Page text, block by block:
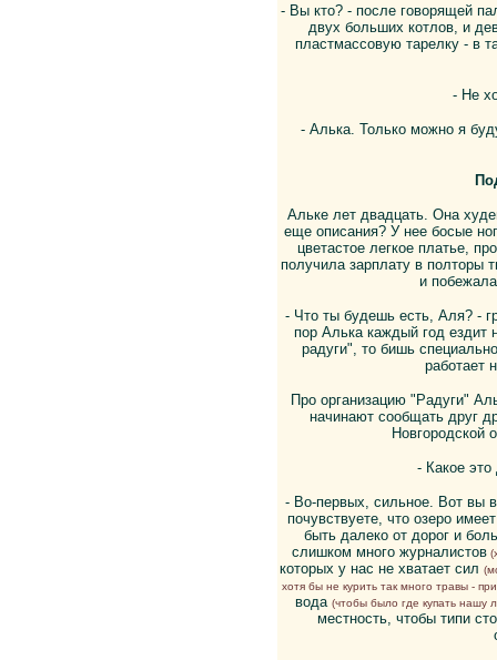
- Вы кто? - после говорящей
двух больших котлов, и
пластмассовую тарелку - в
- Не
- Алька. Только можно я
Альке лет двадцать. Она
еще описания? У нее босые
цветастое легкое платье,
получила зарплату в полторы
и
- Что ты будешь есть, Аля? -
пор Алька каждый год ездит
радуги", то бишь
работает
Про организацию "Радуги"
начинают сообщать друг
Новгородской
- Какое
- Во-первых, сильное. Вот вы
почувствуете, что озеро
быть далеко от дорог и
слишком много журналистов
которых у нас не хватает сил
хотя бы не курить так много травы -
вода (чтобы было где купать нашу
местность, чтобы типи